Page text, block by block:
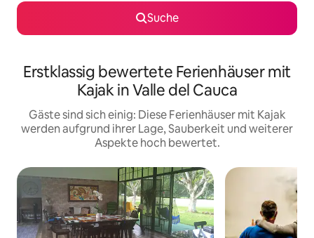
Suche
Erstklassig bewertete Ferienhäuser mit
Kajak in Valle del Cauca
Gäste sind sich einig: Diese Ferienhäuser mit Kajak
werden aufgrund ihrer Lage, Sauberkeit und weiterer
Aspekte hoch bewertet.